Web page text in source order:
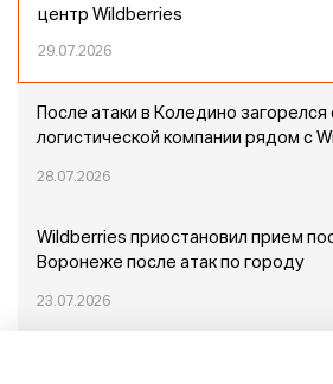
центр Wildberries
29.07.2026
После атаки в Коледино загорелся
логистической компании рядом с
28.07.2026
Wildberries приостановил прием
Воронеже после атак по городу
23.07.2026